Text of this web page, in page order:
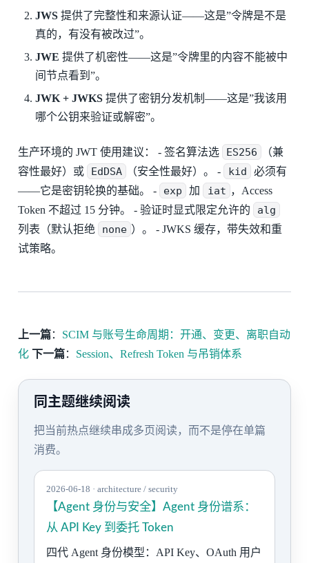
JWS 提供了完整性和来源认证——这是”令牌是不是
真的，有没有被改过”。
JWE 提供了机密性——这是”令牌里的内容不能被中
间节点看到”。
JWK + JWKS 提供了密钥分发机制——这是”我该用
哪个公钥来验证或解密”。
生产环境的 JWT 使用建议： - 签名算法选 ES256
（兼
容性最好）或
EdDSA （安全性最好）。 - kid
必须有
——它是密钥轮换的基础。 -
exp 加 iat ，Access
Token 不超过 15 分钟。 - 验证时显式限定允许的
alg
列表（默认拒绝 none ）。 - JWKS 缓存，带失效和重
试策略。
上一篇： SCIM 与账号生命周期：开通、变更、离职自动
化 下一篇： Session、Refresh Token 与吊销体系
同主题继续阅读
把当前热点继续串成多页阅读，而不是停在单篇
消费。
2026-06-18 · architecture / security
【Agent 身份与安全】Agent 身份谱系：
从 API Key 到委托 Token
四代 Agent 身份模型：API Key、OAuth 用户